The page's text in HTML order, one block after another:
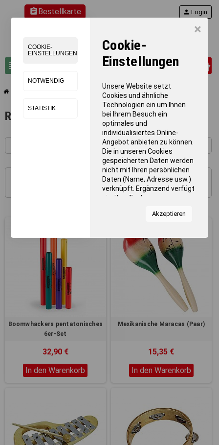
×
COOKIE-
EINSTELLUNGEN
NOTWENDIG
STATISTIK
Cookie-
Einstellungen
Unsere Website setzt
Cookies und ähnliche
Technologien ein um Ihnen
bei Ihrem Besuch ein
optimales und
individualisiertes Online-
Angebot anbieten zu können.
Die in unseren Cookies
gespeicherten Daten werden
nicht mit Ihren persönlichen
Daten (Name, Adresse usw.)
verknüpft. Ergänzend verfügt
sie über Tools von
Statistiken zur Nutzung
zum Anzeigen relevanter
Inhalte. Durch Klicken auf
"Alles erlauben" stimmen Sie
dem Einsatz von Cookies und
ähnlichen Technologien zu
den vorgenannten Zwecken
„Einstellungen“ können Sie
treffen und erteilte
Nähere Informationen,
insbesondere zu
Einstellungs- und
Sie können durch die
Navigation auf die
Registerkarten auf der linken
Akzeptieren
assignmentBestellkarte
view_headline search
person Login
Rythmik und Percussion
Rythmik und Percussion
Boomwhackers pentatonisches
6er-Set
32,90 €
In den Warenkorb
Mexikanische Maracas (Paar)
15,35 €
In den Warenkorb